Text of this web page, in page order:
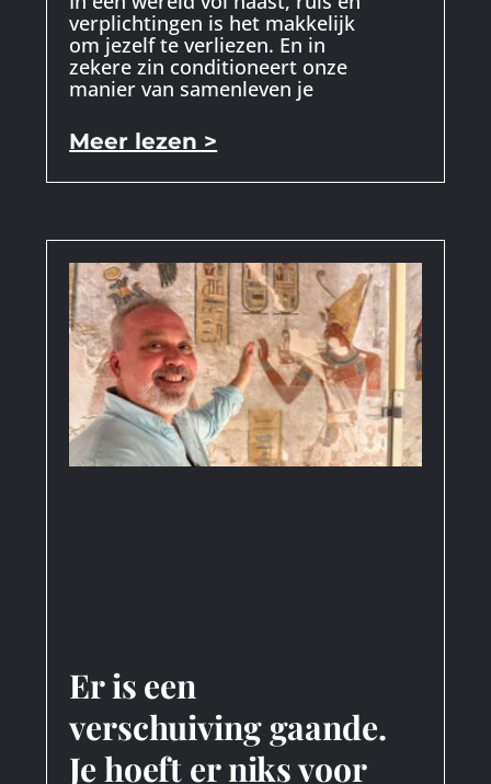
verplichtingen is het makkelijk
om jezelf te verliezen. En in
zekere zin conditioneert onze
manier van samenleven je
Meer lezen >
Er is een
verschuiving gaande.
Je hoeft er niks voor